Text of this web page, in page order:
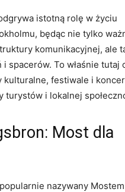
istotną rolę w życiu
będąc nie tylko
komunikacyjnej, ale
spacerów. To właśnie tutaj‌
kulturalne, festiwale i
turystów i lokalnej⁢
Most dla
nazywany